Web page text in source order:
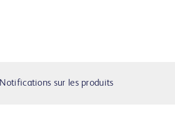
Notifications sur les produits